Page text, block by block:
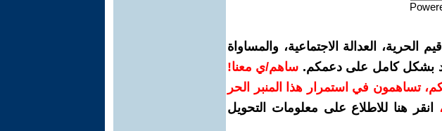
العدالة الاجتماعية، والمساواة
بشكل كامل على دعمكم. ساهم/ي معنا!
تساهمون في استمرار هذا المنبر الحر
انقر هنا للاطلاع على معلومات التحويل